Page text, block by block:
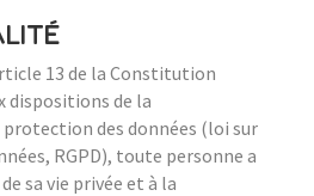
13 de la Constitution
dispositions de la
des données (loi sur
RGPD), toute personne a
sa vie privée et à la